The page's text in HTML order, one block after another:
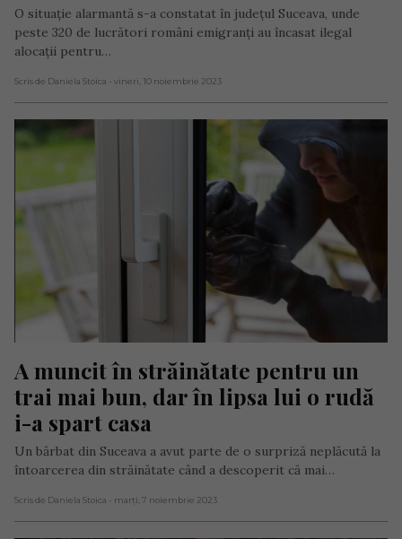
O situație alarmantă s-a constatat în județul Suceava, unde
peste 320 de lucrători români emigranți au încasat ilegal
alocații pentru…
Scris de Daniela Stoica - vineri, 10 noiembrie 2023
A muncit în străinătate pentru un
trai mai bun, dar în lipsa lui o rudă
i-a spart casa
Un bărbat din Suceava a avut parte de o surpriză neplăcută la
întoarcerea din străinătate când a descoperit că mai…
Scris de Daniela Stoica - marți, 7 noiembrie 2023